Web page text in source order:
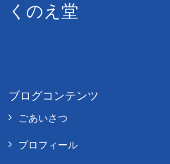
くのえ堂
ブログコンテンツ
ごあいさつ
プロフィール